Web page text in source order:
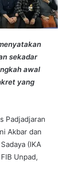
sekadar
awal
yang
Padjadjaran
Akbar dan
(IKA
Unpad,